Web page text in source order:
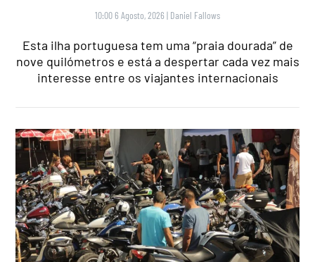
10:00 6 Agosto, 2026 | Daniel Fallows
Esta ilha portuguesa tem uma “praia dourada” de
nove quilómetros e está a despertar cada vez mais
interesse entre os viajantes internacionais